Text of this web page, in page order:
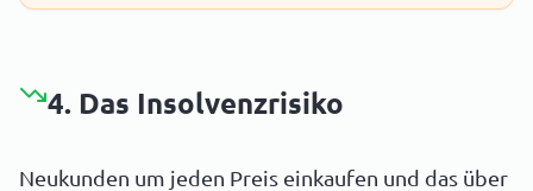
4. Das Insolvenzrisiko
Neukunden um jeden Preis einkaufen und das über